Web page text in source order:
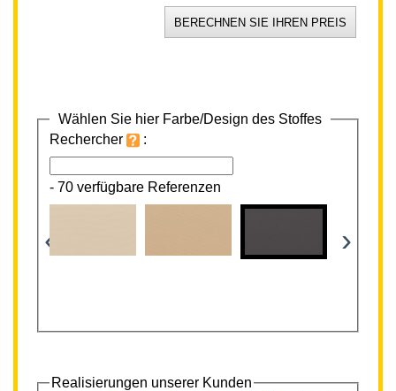
Wählen Sie hier Farbe/Design des Stoffes
Rechercher
:
- 70 verfügbare Referenzen
‹ ›
Realisierungen unserer Kunden